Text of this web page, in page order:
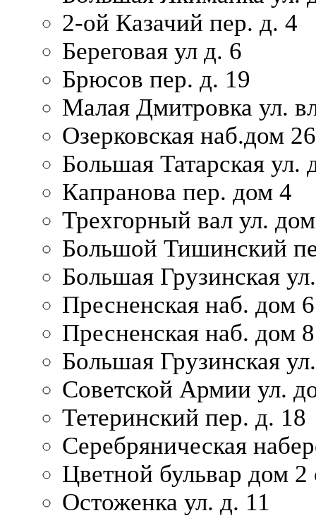
2-ой Казачий пер. д. 4
Береговая ул д. 6
Брюсов пер. д. 19
Малая Дмитровка ул.
Озерковская наб.дом 26
Большая Татарская ул.
Капранова пер. дом 4
Трехгорный вал ул.
Большой Тишинский
Большая Грузинская
Пресненская наб. дом
Пресненская наб. дом 8
Большая Грузинская
Советской Армии ул.
Тетеринский пер. д. 18
Серебряническая
Цветной бульвар дом 2
Остоженка ул. д. 11